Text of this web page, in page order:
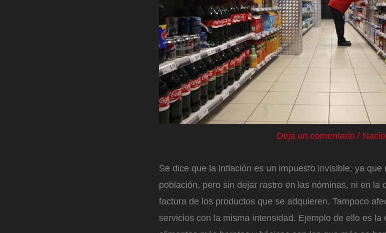
Deja un comentario /
Se dice que la inflación es un impuesto invisible, ya
población, pero sin dejar rastro en las nóminas, ni en la
factura de los productos que se adquieren. Tampoco
servicios con la misma intensidad. Ejemplo de ello es la